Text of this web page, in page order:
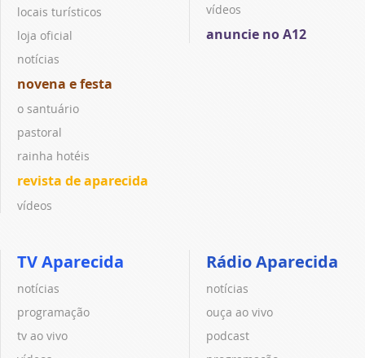
locais turísticos
loja oficial
notícias
novena e festa
o santuário
pastoral
rainha hotéis
revista de aparecida
vídeos
vídeos
anuncie no A12
TV Aparecida
notícias
programação
tv ao vivo
Rádio Aparecida
notícias
ouça ao vivo
podcast